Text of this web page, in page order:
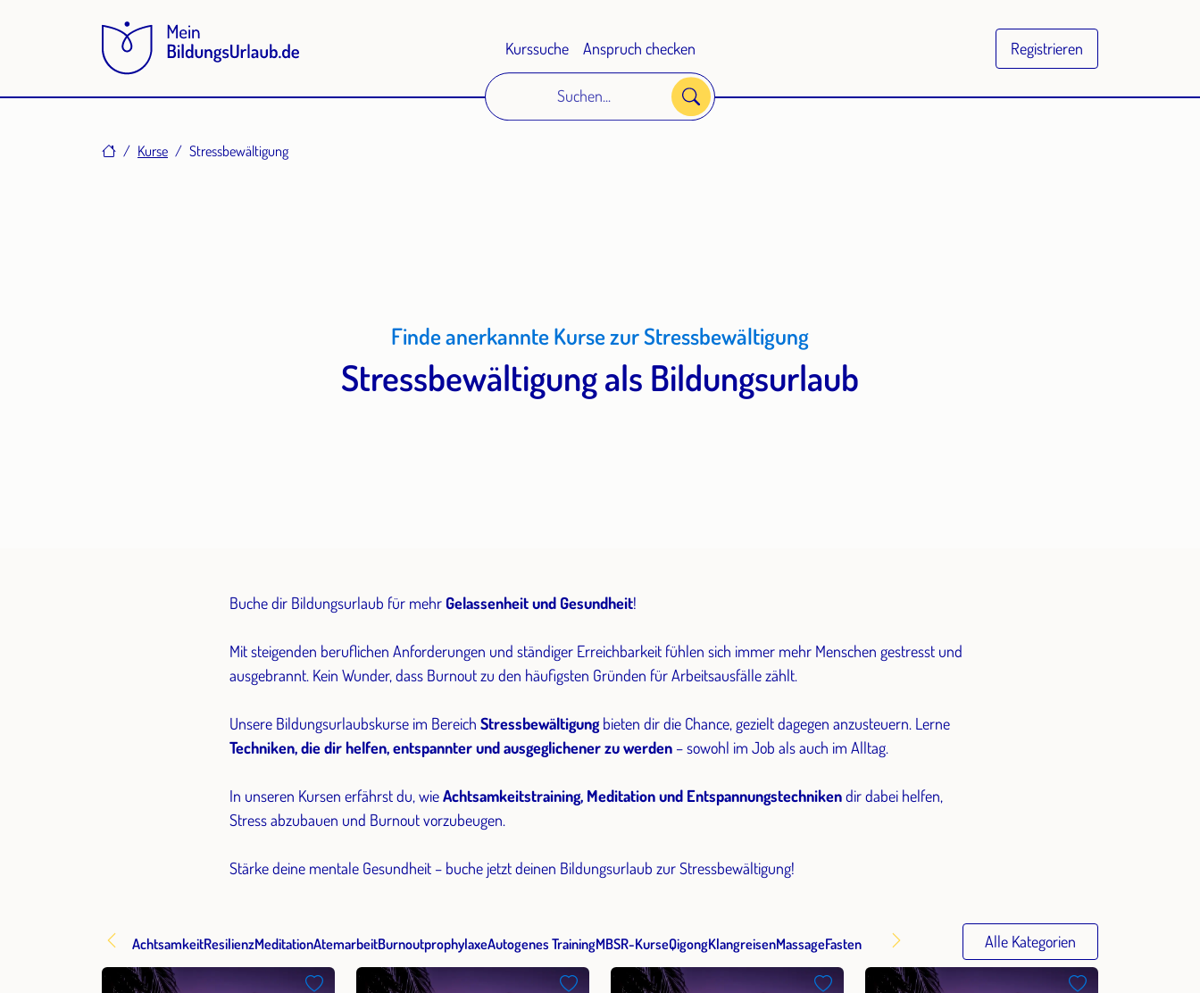
Kurssuche Anspruch checken
Suchen...
Registrieren
HomeKurse Stressbewältigung
Finde anerkannte Kurse zur Stressbewältigung
Stressbewältigung als Bildungsurlaub
Buche dir Bildungsurlaub für mehr Gelassenheit und Gesundheit!
Mit steigenden beruflichen Anforderungen und ständiger Erreichbarkeit fühlen sich immer mehr Menschen gestresst und
ausgebrannt. Kein Wunder, dass Burnout zu den häufigsten Gründen für Arbeitsausfälle zählt.
Unsere Bildungsurlaubskurse im Bereich Stressbewältigungbieten dir die Chance, gezielt dagegen anzusteuern. Lerne
Techniken, die dir helfen, entspannter und ausgeglichener zu werden– sowohl im Job als auch im Alltag.
In unseren Kursen erfährst du, wieAchtsamkeitstraining, Meditation und Entspannungstechnikendir dabei helfen,
Stress abzubauen und Burnout vorzubeugen.
Stärke deine mentale Gesundheit – buche jetzt deinen Bildungsurlaub zur Stressbewältigung!
AchtsamkeitResilienzMeditationAtemarbeitBurnoutprophylaxeAutogenes TrainingMBSR-KurseQigongKlangreisenMassageFasten